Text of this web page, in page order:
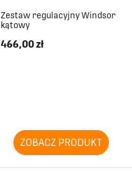
467
Zestaw regulacyjny Windsor
kątowy
466,00 zł
ZOBACZ PRODUKT